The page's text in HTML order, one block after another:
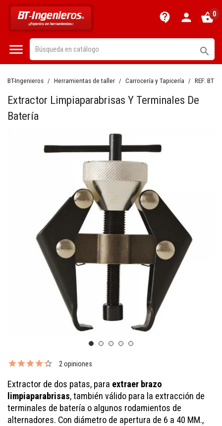
contact_support person shopping_basket0
 
BT-Ingenieros Herramientas de taller Carrocería y Tapicería REF:
Extractor Limpiaparabrisas Y Terminales De
Batería
2 opiniones
Extractor de dos patas, para extraer brazo
limpiaparabrisas, también válido para la extracción de
terminales de batería o algunos rodamientos de
alternadores. Con diámetro de apertura de 6 a 40 MM.,